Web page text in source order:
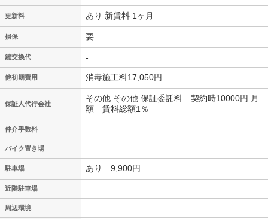
更新料 あり 新賃料 1ヶ月
損保 要
鍵交換代 -
他初期費用 消毒施工料17,050円
保証人代行会社
その他 その他 保証委託料 契約時10000円 月
額 賃料総額1％
仲介手数料
バイク置き場
駐車場 あり 9,900円
近隣駐車場
周辺環境